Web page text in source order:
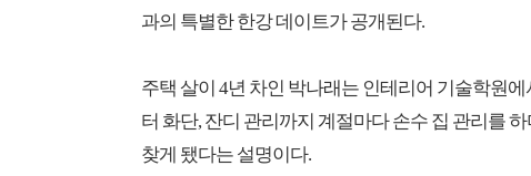
과의 특별한 한강 데이트가 공개된다.
주택 살이 4년 차인 박나래는 인테리어 기술학원
터 화단, 잔디 관리까지 계절마다 손수 집 관리를
찾게 됐다는 설명이다.